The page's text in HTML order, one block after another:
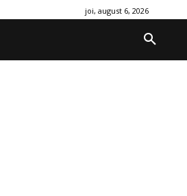
joi, august 6, 2026